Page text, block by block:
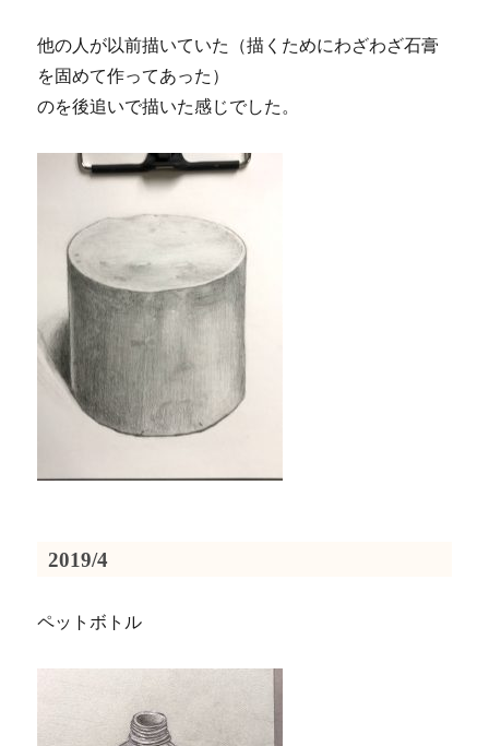
他の人が以前描いていた（描くためにわざわざ石膏
を固めて作ってあった）
のを後追いで描いた感じでした。
2019/4
ペットボトル